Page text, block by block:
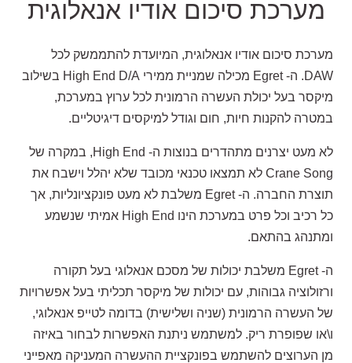
מערכת סיכום אודיו אנאלוגית
מערכת סיכום אודיו אנאלוגית, המיועדת להתממשק לכל
DAW. ה- Egret מכילה שמניית ממירי High End D/A בשילוב
מיקסר בעל יכולת העשרה הרמונית לכל ערוץ במערכת,
במטרה להקנות חיות, חום וגודל למיקסים דיגיטליים.
לא מעט יצרנים מתהדרים בנוצות ה- High End, במקרה של
Crane Song לא תמצאו טכנאי מכובד שלא יהלל וישבח את
תוצרת החברה. ה- Egret משלבת לא מעט פונקציונליות, אך
כל רכיב וכל פרט במערכת הינו High End אמיתי שנשמע
ומתנהג בהתאם.
ה- Egret משלבת יכולות של מסכם אנאלוגי בעל תקורה
ורזולוציה גבוהות, עם יכולות של מיקסר תכליתי בעל אפשרויות
של העשרה הרמונית (שניה ושלישית) בדומה לטייפ אנאלוגי,
ו\או שפופרת ריק. למשתמש ניתנת האפשרות לבחור באיזה
מן הערוצים להשתמש בפונקציית ההעשרה המעניקה מאפייני